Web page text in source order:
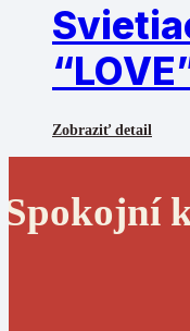
Zobraziť detail
Spokojní